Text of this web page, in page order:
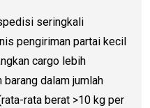
seringkali
pengiriman partai kecil
cargo lebih
dalam jumlah
rata berat >10 kg per